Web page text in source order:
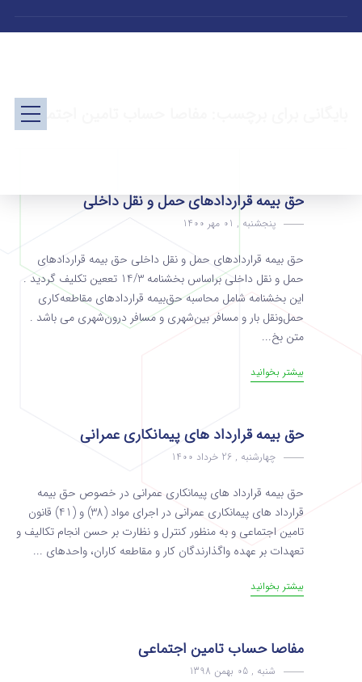
بایگانی برای برچسب: مفاصا حساب تامین اجتماعی
حق بیمه قراردادهای حمل و نقل داخلی
پنجشنبه , 01 مهر 1400
حق بیمه قراردادهای حمل و نقل داخلی حق بیمه قراردادهای
حمل و نقل داخلی براساس بخشنامه 14/3 تععین تکلیف گردید .
این بخشنامه شامل محاسبه حق‌بیمه قراردادهای مقاطعه‌کاری
حمل‌و‌نقل بار و مسافر بین‌شهری و مسافر درون‌شهری می باشد .
متن بخ...
بیشتر بخوانید
حق بیمه قرارداد های پیمانکاری عمرانی
چهارشنبه , 26 خرداد 1400
حق بیمه قرارداد های پیمانکاری عمرانی در خصوص حق بیمه
قرارداد های پیمانکاری عمرانی در اجرای مواد (38) و (41) قانون
تامین اجتماعی و به منظور کنترل و نظارت بر حسن انجام تکالیف و
تعهدات بر عهده واگذارندگان کار و مقاطعه کاران، واحدهای ...
بیشتر بخوانید
مفاصا حساب تامین اجتماعی
شنبه , 05 بهمن 1398